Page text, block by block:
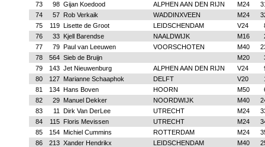
73
98 Gijan Koedood ALPHEN AAN DEN RIJN M24
74
57 Rob Verkaik WADDINXVEEN M24
75
119 Lisette de Groot LEIDSCHENDAM V24
76
33 Kjell Barendse NAALDWIJK M16
77
79 Paul van Leeuwen VOORSCHOTEN M40
78
564 Sieb de Bruijn M20
79
143 Jet Nieuwenburg ALPHEN AAN DEN RIJN V24
80
127 Marianne Schaaphok DELFT V20
81
134 Hans Boven HOORN M50
82
29 Manuel Dekker NOORDWIJK M40
83
11 Dirk Van DerLee UTRECHT M24
84
115 Floris Mevissen UTRECHT M24
85
154 Michiel Cummins ROTTERDAM M24
86
213 Xander Hendrikx LEIDSCHENDAM M40